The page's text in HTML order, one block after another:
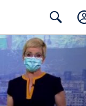
Search